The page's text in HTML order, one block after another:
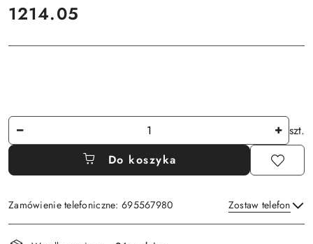
cena:
1214.05
Ilość
szt.
Do koszyka
Zamówienie telefoniczne: 695567980 Zostaw telefon
Dostępność